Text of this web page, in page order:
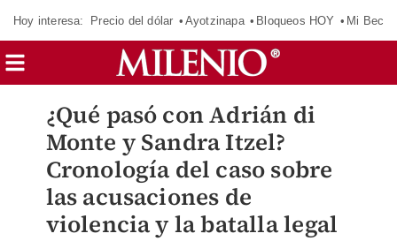
Hoy interesa: Precio del dólar Ayotzinapa Bloqueos HOY Mi Beca
¿Qué pasó con Adrián di
Monte y Sandra Itzel?
Cronología del caso sobre
las acusaciones de
violencia y la batalla legal